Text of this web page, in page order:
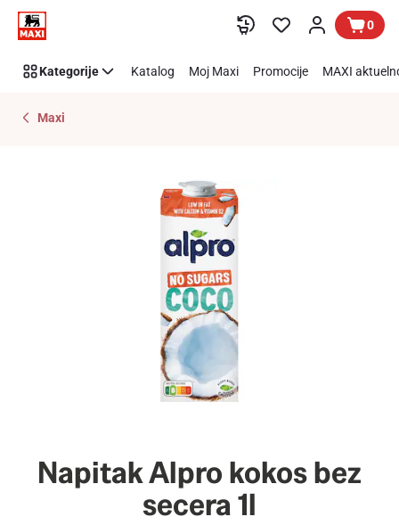
Preskoči link 0
Kategorije Katalog Moj Maxi Promocije MAXI
Maxi
Napitak Alpro kokos bez
secera 1l